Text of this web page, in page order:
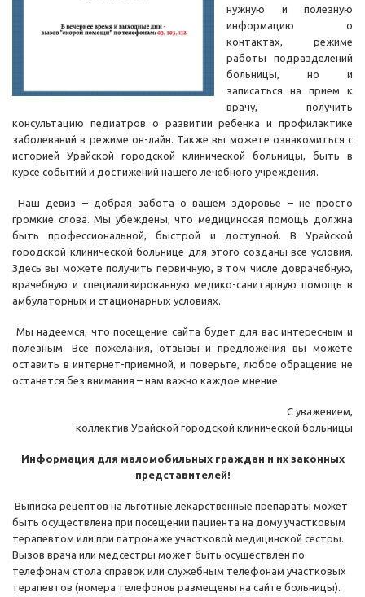
нужную и полезную
информацию о
контактах, режиме
работы подразделений
больницы, но и
записаться на прием к
врачу, получить
консультацию педиатров о развитии ребенка и профилактике
заболеваний в режиме он-лайн. Также вы можете ознакомиться с
историей Урайской городской клинической больницы, быть в
курсе событий и достижений нашего лечебного учреждения.
Наш девиз – добрая забота о вашем здоровье – не просто
громкие слова. Мы убеждены, что медицинская помощь должна
быть профессиональной, быстрой и доступной. В Урайской
городской клинической больнице для этого созданы все условия.
Здесь вы можете получить первичную, в том числе доврачебную,
врачебную и специализированную медико-санитарную помощь в
амбулаторных и стационарных условиях.
Мы надеемся, что посещение сайта будет для вас интересным и
полезным. Все пожелания, отзывы и предложения вы можете
оставить в интернет-приемной, и поверьте, любое обращение не
останется без внимания – нам важно каждое мнение.
С уважением,
коллектив Урайской городской клинической больницы
Информация для маломобильных граждан и их законных
представителей!
Выписка рецептов на льготные лекарственные препараты может
быть осуществлена при посещении пациента на дому участковым
терапевтом или при патронаже участковой медицинской сестры.
Вызов врача или медсестры может быть осуществлён по
телефонам стола справок или служебным телефонам участковых
терапевтов (номера телефонов размещены на сайте больницы).